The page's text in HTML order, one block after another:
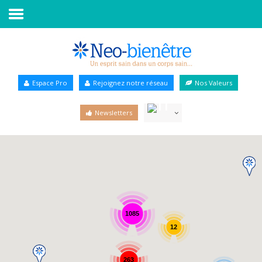
Annuaire Bien-être
Espace Pro Rejoignez notre réseau Nos Valeurs
Newsletters
1085
263
12